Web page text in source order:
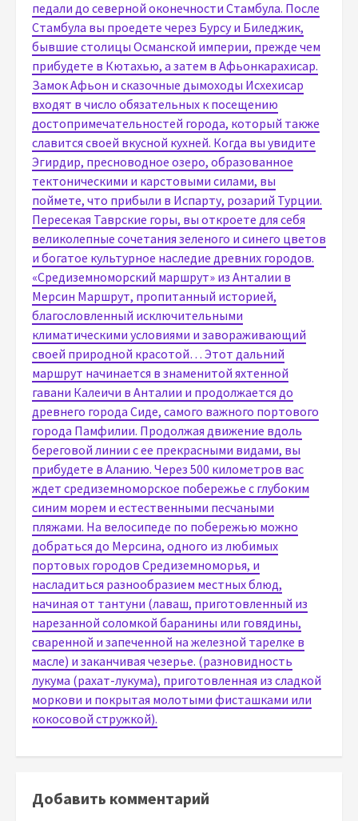
педали до северной оконечности Стамбула. После
Стамбула вы проедете через Бурсу и Биледжик,
бывшие столицы Османской империи, прежде чем
прибудете в Кютахью, а затем в Афьонкарахисар.
Замок Афьон и сказочные дымоходы Исхехисар
входят в число обязательных к посещению
достопримечательностей города, который также
славится своей вкусной кухней. Когда вы увидите
Эгирдир, пресноводное озеро, образованное
тектоническими и карстовыми силами, вы
поймете, что прибыли в Испарту, розарий Турции.
Пересекая Таврские горы, вы откроете для себя
великолепные сочетания зеленого и синего цветов
и богатое культурное наследие древних городов.
«Средиземноморский маршрут» из Анталии в
Мерсин Маршрут, пропитанный историей,
благословленный исключительными
климатическими условиями и завораживающий
своей природной красотой… Этот дальний
маршрут начинается в знаменитой яхтенной
гавани Калеичи в Анталии и продолжается до
древнего города Сиде, самого важного портового
города Памфилии. Продолжая движение вдоль
береговой линии с ее прекрасными видами, вы
прибудете в Аланию. Через 500 километров вас
ждет средиземноморское побережье с глубоким
синим морем и естественными песчаными
пляжами. На велосипеде по побережью можно
добраться до Мерсина, одного из любимых
портовых городов Средиземноморья, и
насладиться разнообразием местных блюд,
начиная от тантуни (лаваш, приготовленный из
нарезанной соломкой баранины или говядины,
сваренной и запеченной на железной тарелке в
масле) и заканчивая чезерье. (разновидность
лукума (рахат-лукума), приготовленная из сладкой
моркови и покрытая молотыми фисташками или
кокосовой стружкой).
Добавить комментарий